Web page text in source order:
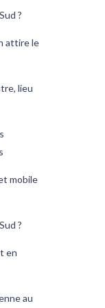
?
attire le
lieu
mobile
?
en
au